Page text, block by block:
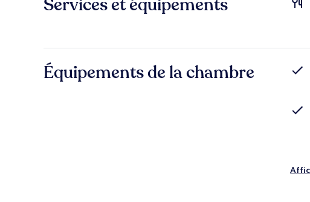
Services et équipements
Équipements de la chambre